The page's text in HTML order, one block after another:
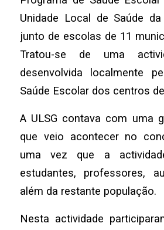
Unidade Local de Saúde da
junto de escolas de 11
Tratou-se de uma
desenvolvida localmente
Saúde Escolar dos centros
A ULSG contava com uma
que veio acontecer no
uma vez que a
estudantes, professores,
além da restante população.
Nesta actividade